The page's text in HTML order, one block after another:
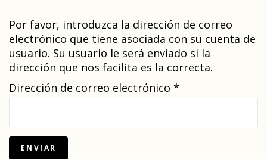
Por favor, introduzca la dirección de correo
electrónico que tiene asociada con su cuenta de
usuario. Su usuario le será enviado si la
dirección que nos facilita es la correcta.
Dirección de correo electrónico *
ENVIAR